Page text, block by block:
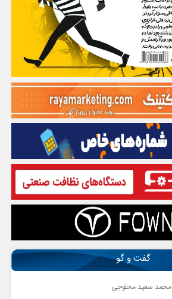
گفت و گو
محمد سعید محلوجی